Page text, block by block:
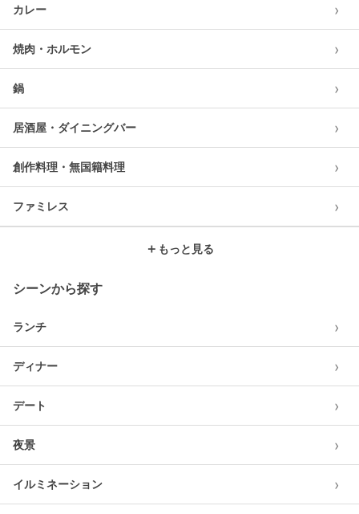
カレー ›
焼肉・ホルモン ›
鍋 ›
居酒屋・ダイニングバー ›
創作料理・無国籍料理 ›
ファミレス ›
＋ もっと見る
シーンから探す
ランチ ›
ディナー ›
デート ›
夜景 ›
イルミネーション ›